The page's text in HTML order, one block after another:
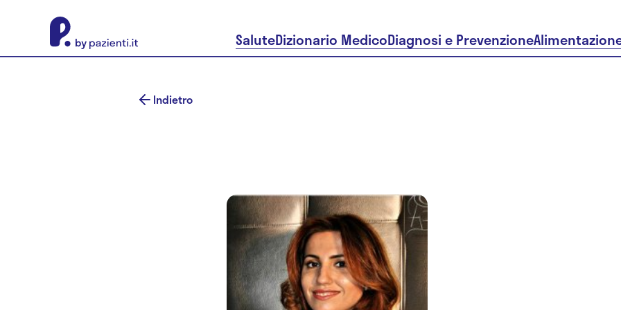
SaluteDizionario MedicoDiagnosi e Prevenzione
Indietro